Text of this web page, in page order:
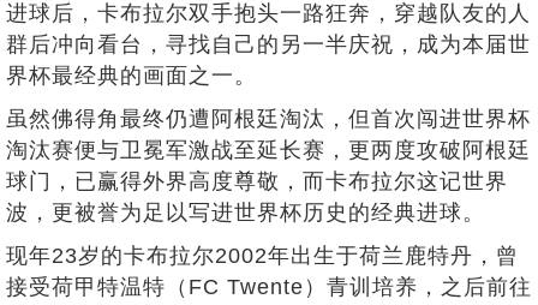
进球后，卡布拉尔双手抱头一路狂奔，穿越队友的人
群后冲向看台，寻找自己的另一半庆祝，成为本届世
界杯最经典的画面之一。
虽然佛得角最终仍遭阿根廷淘汰，但首次闯进世界杯
淘汰赛便与卫冕军激战至延长赛，更两度攻破阿根廷
球门，已赢得外界高度尊敬，而卡布拉尔这记世界
波，更被誉为足以写进世界杯历史的经典进球。
现年23岁的卡布拉尔2002年出生于荷兰鹿特丹，曾
接受荷甲特温特（FC Twente）青训培养，之后前往